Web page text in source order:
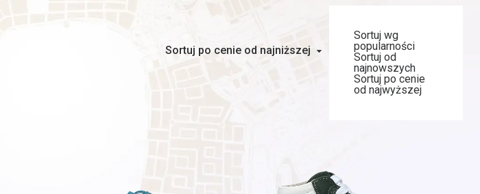
Sortuj po cenie od najniższej
Sortuj wg
popularności
Sortuj od
najnowszych
Sortuj po cenie
od najwyższej